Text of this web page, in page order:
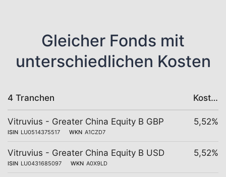
Gleicher Fonds mit
unterschiedlichen Kosten
4 Tranchen Kosten
Vitruvius - Greater China Equity B GBP
ISIN LU0514375517 WKN A1CZD7
5,52%
Vitruvius - Greater China Equity B USD
ISIN LU0431685097 WKN A0X9LD
5,52%